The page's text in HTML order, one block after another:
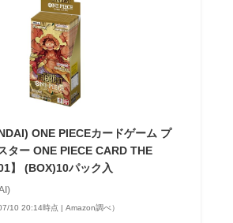
ONE PIECEカードゲーム プ
ター ONE PIECE CARD THE
】 (BOX)10パック入
10 20:14時点 | Amazon調べ）